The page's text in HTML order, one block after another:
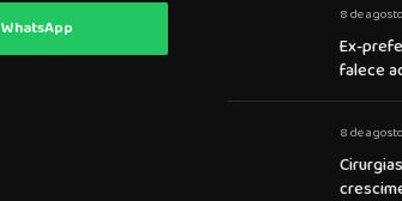
WhatsApp
8 de
Ex-
falece
8 de